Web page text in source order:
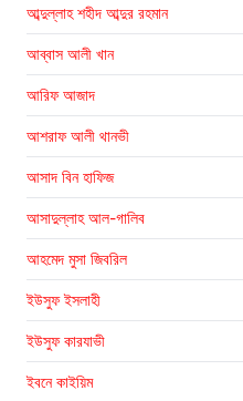
আব্দুল্লাহ শহীদ আব্দুর রহমান
আব্বাস আলী খান
আরিফ আজাদ
আশরাফ আলী থানভী
আসাদ বিন হাফিজ
আসাদুল্লাহ আল-গালিব
আহমেদ মুসা জিবরিল
ইউসুফ ইসলাহী
ইউসুফ কারযাভী
ইবনে কাইয়িম